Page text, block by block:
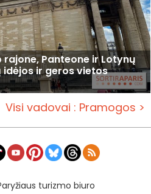
rajone, Panteone ir Lotynų
ir geros vietos
Visi vadovai : Pramogos >
turizmo biuro